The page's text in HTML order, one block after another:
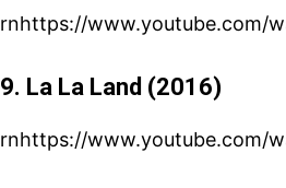
rnhttps://www.youtube.com/
9. La La Land (2016)
rnhttps://www.youtube.com/